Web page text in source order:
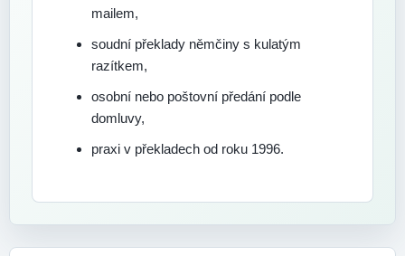
mailem,
soudní překlady němčiny s kulatým
razítkem,
osobní nebo poštovní předání podle
domluvy,
praxi v překladech od roku 1996.